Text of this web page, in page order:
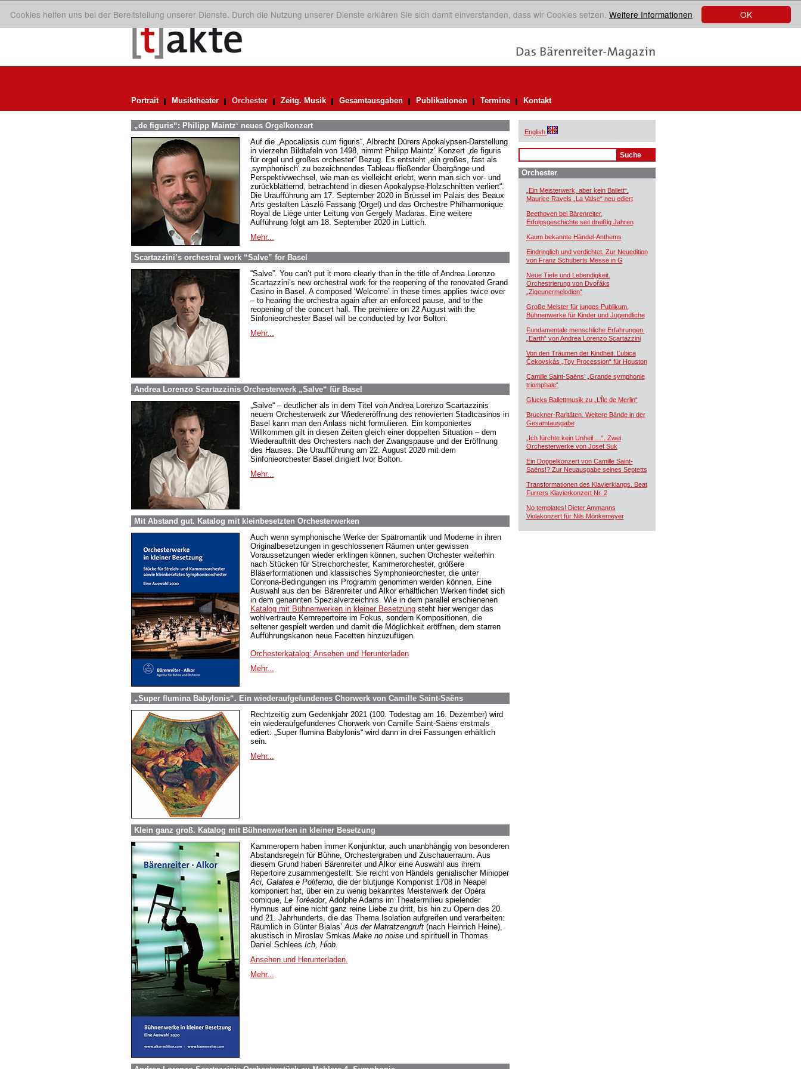
OK
Cookies helfen uns bei der Bereitstellung unserer Dienste. Durch die Nutzung unserer Dienste erklären Sie sich damit einverstanden, dass wir Cookies setzen. Weitere Informationen
Portrait Musiktheater Orchester Zeitg. Musik Gesamtausgaben Publikationen Termine Kontakt
„de figuris“: Philipp Maintz‘ neues Orgelkonzert
Auf die „Apocalipsis cum figuris“, Albrecht Dürers Apokalypsen-Darstellung
in vierzehn Bildtafeln von 1498, nimmt Philipp Maintz‘ Konzert „de figuris
für orgel und großes orchester“ Bezug. Es entsteht „ein großes, fast als
‚symphonisch‘ zu bezeichnendes Tableau fließender Übergänge und
Perspektivwechsel, wie man es vielleicht erlebt, wenn man sich vor- und
zurückblätternd, betrachtend in diesen Apokalypse-Holzschnitten verliert“.
Die Uraufführung am 17. September 2020 in Brüssel im Palais des Beaux
Arts gestalten László Fassang (Orgel) und das Orchestre Philharmonique
Royal de Liège unter Leitung von Gergely Madaras. Eine weitere
Aufführung folgt am 18. September 2020 in Lüttich.
Mehr...
Scartazzini’s orchestral work “Salve” for Basel
“Salve”. You can’t put it more clearly than in the title of Andrea Lorenzo
Scartazzini’s new orchestral work for the reopening of the renovated Grand
Casino in Basel. A composed ‘Welcome’ in these times applies twice over
– to hearing the orchestra again after an enforced pause, and to the
reopening of the concert hall. The premiere on 22 August with the
Sinfonieorchester Basel will be conducted by Ivor Bolton.
Mehr...
Andrea Lorenzo Scartazzinis Orchesterwerk „Salve“ für Basel
„Salve“ – deutlicher als in dem Titel von Andrea Lorenzo Scartazzinis
neuem Orchesterwerk zur Wiedereröffnung des renovierten Stadtcasinos in
Basel kann man den Anlass nicht formulieren. Ein komponiertes
Willkommen gilt in diesen Zeiten gleich einer doppelten Situation – dem
Wiederauftritt des Orchesters nach der Zwangspause und der Eröffnung
des Hauses. Die Uraufführung am 22. August 2020 mit dem
Sinfonieorchester Basel dirigiert Ivor Bolton.
Mehr...
Mit Abstand gut. Katalog mit kleinbesetzten Orchesterwerken
Auch wenn symphonische Werke der Spätromantik und Moderne in ihren
Originalbesetzungen in geschlossenen Räumen unter gewissen
Voraussetzungen wieder erklingen können, suchen Orchester weiterhin
nach Stücken für Streichorchester, Kammerorchester, größere
Bläserformationen und klassisches Symphonieorchester, die unter
Conrona-Bedingungen ins Programm genommen werden können. Eine
Auswahl aus den bei Bärenreiter und Alkor erhältlichen Werken findet sich
in dem genannten Spezialverzeichnis. Wie in dem parallel erschienenen
Katalog mit Bühnenwerken in kleiner Besetzungsteht hier weniger das
wohlvertraute Kernrepertoire im Fokus, sondern Kompositionen, die
seltener gespielt werden und damit die Möglichkeit eröffnen, dem starren
Aufführungskanon neue Facetten hinzuzufügen.
Orchesterkatalog: Ansehen und Herunterladen
Mehr...
„Super flumina Babylonis“. Ein wiederaufgefundenes Chorwerk von Camille Saint-Saëns
Rechtzeitig zum Gedenkjahr 2021 (100. Todestag am 16. Dezember) wird
ein wiederaufgefundenes Chorwerk von Camille Saint-Saëns erstmals
ediert: „Super flumina Babylonis“ wird dann in drei Fassungen erhältlich
sein.
Mehr...
Klein ganz groß. Katalog mit Bühnenwerken in kleiner Besetzung
Kammeropern haben immer Konjunktur, auch unanbhängig von besonderen
Abstandsregeln für Bühne, Orchestergraben und Zuschauerraum. Aus
diesem Grund haben Bärenreiter und Alkor eine Auswahl aus ihrem
Repertoire zusammengestellt: Sie reicht von Händels genialischer Minioper
Aci, Galatea e Polifemo, die der blutjunge Komponist 1708 in Neapel
komponiert hat, über ein zu wenig bekanntes Meisterwerk der Opéra
comique, Le Toréador, Adolphe Adams im Theatermilieu spielender
Hymnus auf eine nicht ganz reine Liebe zu dritt, bis hin zu Opern des 20.
und 21. Jahrhunderts, die das Thema Isolation aufgreifen und verarbeiten:
Räumlich in Günter Bialas’Aus der Matratzengruft(nach Heinrich Heine),
akustisch in Miroslav Srnkas Make no noiseund spirituell in Thomas
Daniel Schlees Ich, Hiob.
Ansehen und Herunterladen.
Mehr...
English
Orchester
„Ein Meisterwerk, aber kein Ballett“.
Maurice Ravels „La Valse“ neu ediert
Beethoven bei Bärenreiter.
Erfolgsgeschichte seit dreißig Jahren
Kaum bekannte Händel-Anthems
Eindringlich und verdichtet. Zur Neuedition
von Franz Schuberts Messe in G
Neue Tiefe und Lebendigkeit.
Orchestrierung von Dvořáks
„Zigeunermelodien“
Große Meister für junges Publikum.
Bühnenwerke für Kinder und Jugendliche
Fundamentale menschliche Erfahrungen.
„Earth“ von Andrea Lorenzo Scartazzini
Von den Träumen der Kindheit. Ľubica
Čekovskás „Toy Procession“ für Houston
Camille Saint-Saëns’ „Grande symphonie
triomphale“
Glucks Ballettmusik zu „L’Île de Merlin“
Bruckner-Raritäten. Weitere Bände in der
Gesamtausgabe
„Ich fürchte kein Unheil …“. Zwei
Orchesterwerke von Josef Suk
Ein Doppelkonzert von Camille Saint-
Saëns!? Zur Neuausgabe seines Septetts
Transformationen des Klavierklangs. Beat
Furrers Klavierkonzert Nr. 2
No templates! Dieter Ammanns
Violakonzert für Nils Mönkemeyer